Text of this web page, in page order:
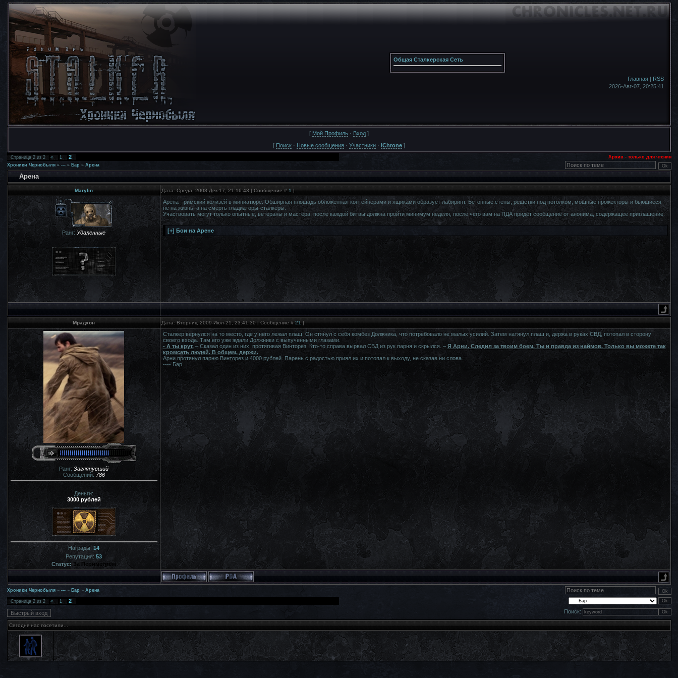
Общая Сталкерская Сеть
Главная| RSS
2026-Авг-07, 20:25:41
[ Мой Профиль · Вход ]
[ Поиск · Новые сообщения · Участники · iChrone ]
Страница2из2 « 1 2
Архив - только для чтения
Хроники Чернобыля » --- » Бар » Арена
Арена
Marylin Дата: Среда, 2008-Дек-17, 21:16:43 | Сообщение # 1 |
Ранг:Удаленные
Арена - римский колизей в миниатюре. Обширная площадь обложенная контейнерами и ящиками образует лабиринт. Бетонные стены, решетки под потолком, мощные прожекторы и бьющиеся
не на жизнь, а на смерть гладиаторы-сталкеры.
Участвовать могут только опытные, ветераны и мастера, после каждой битвы должна пройти минимум неделя, после чего вам на ПДА придёт сообщение от анонима, содержащее приглашение.
Мрадхон Дата: Вторник, 2009-Июл-21, 23:41:30 | Сообщение # 21 |
Ранг:Заглянувший
Сообщений: 786
Деньги:
3000 рублей
Награды:14
Репутация:53
Статус:За Периметром
Сталкер вернулся на то место, где у него лежал плащ. Он стянул с себя комбез Должника, что потребовало не малых усилий. Затем натянул плащ и, держа в руках СВД, потопал в сторону
своего входа. Там его уже ждали Должники с выпученными глазами.
- А ты крут.– Сказал один из них, протягивая Винторез. Кто-то справа вырвал СВД из рук парня и скрылся. – Я Арни. Следил за твоим боем. Ты и правда из наймов. Только вы можете так
кромсать людей. В общем, держи.
Арни протянул парню Винторез и 4000 рублей. Парень с радостью приял их и потопал к выходу, не сказав ни слова.
---- Бар
Хроники Чернобыля » --- » Бар » Арена
Страница2из2 « 1
2
Поиск:
Сегодня нас посетили...